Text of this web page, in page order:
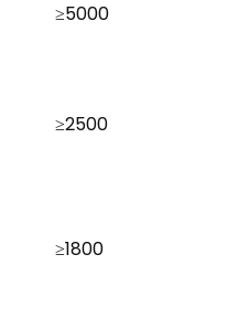
≥5000
≥2500
≥1800